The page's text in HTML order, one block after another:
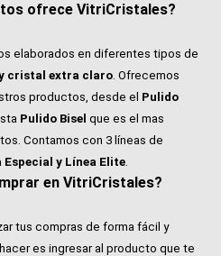
ofrece VitriCristales?
elaborados en diferentes tipos de
cristal extra claro. Ofrecemos
productos, desde el Pulido
Pulido Bisel que es el mas
Contamos con 3 líneas de
Especial y Línea Elite.
en VitriCristales?
tus compras de forma fácil y
es ingresar al producto que te